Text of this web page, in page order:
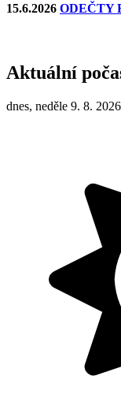
15.6.2026 ODEČTY
Aktuální
dnes, neděle 9. 8. 2026